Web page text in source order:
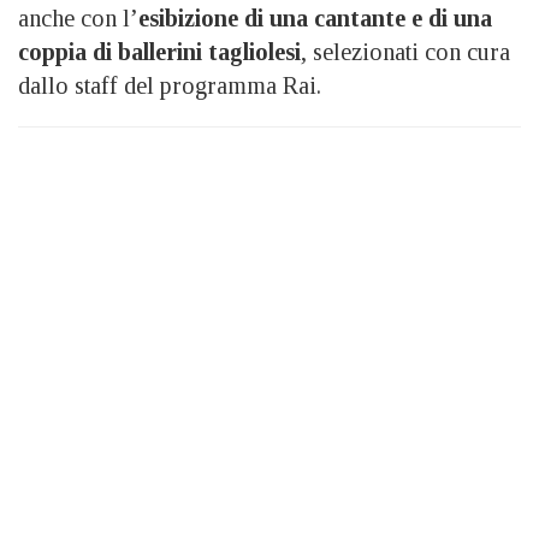
anche con l’esibizione di una cantante e di una
coppia di ballerini tagliolesi, selezionati con cura
dallo staff del programma Rai.